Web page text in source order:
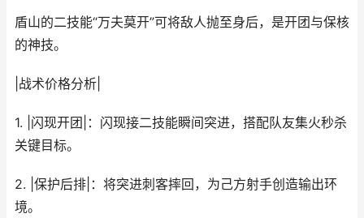
盾山的二技能“万夫莫开”可将敌人抛至身后，是开团与保核
的神技。
|战术价格分析|
1. |闪现开团|：闪现接二技能瞬间突进，搭配队友集火秒杀
关键目标。
2. |保护后排|：将突进刺客摔回，为己方射手创造输出环
境。